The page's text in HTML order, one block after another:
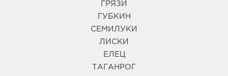
ГРЯЗИ
ГУБКИН
СЕМИЛУКИ
ЛИСКИ
ЕЛЕЦ
ТАГАНРОГ